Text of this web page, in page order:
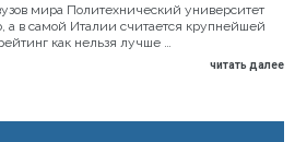
мира Политехнический университет
а в самой Италии считается крупнейшей
как нельзя лучше …
читать далее